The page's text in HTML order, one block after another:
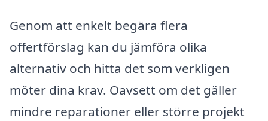
Genom att enkelt begära flera
offertförslag kan du jämföra olika
alternativ och hitta det som verkligen
möter dina krav. Oavsett om det gäller
mindre reparationer eller större projekt